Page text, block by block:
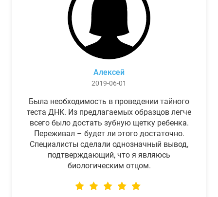
Алексей
2019-06-01
Была необходимость в проведении тайного
теста ДНК. Из предлагаемых образцов легче
всего было достать зубную щетку ребенка.
Переживал – будет ли этого достаточно.
Специалисты сделали однозначный вывод,
подтверждающий, что я являюсь
биологическим отцом.